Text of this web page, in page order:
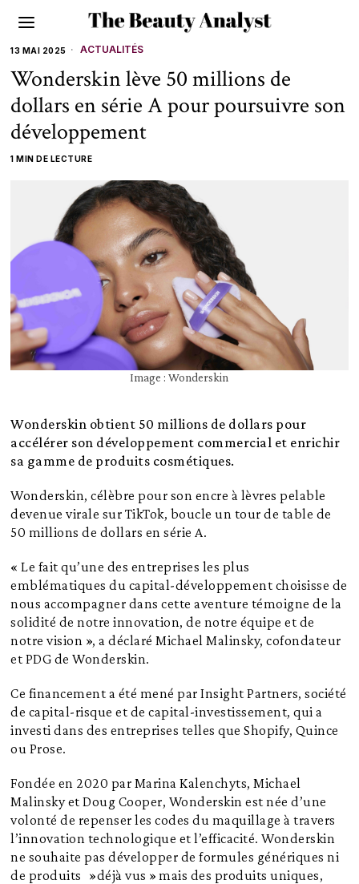
13 MAI 2025 ACTUALITÉS
Wonderskin lève 50 millions de
dollars en série A pour poursuivre son
développement
1 MIN DE LECTURE
Image : Wonderskin
Wonderskin obtient 50 millions de dollars pour
accélérer son développement commercial et enrichir
sa gamme de produits cosmétiques.
Wonderskin, célèbre pour son encre à lèvres pelable
devenue virale sur TikTok, boucle un tour de table de
50 millions de dollars en série A.
« Le fait qu’une des entreprises les plus
emblématiques du capital-développement choisisse de
nous accompagner dans cette aventure témoigne de la
solidité de notre innovation, de notre équipe et de
notre vision », a déclaré Michael Malinsky, cofondateur
et PDG de Wonderskin.
Ce financement a été mené par Insight Partners, société
de capital-risque et de capital-investissement, qui a
investi dans des entreprises telles que Shopify, Quince
ou Prose.
Fondée en 2020 par Marina Kalenchyts, Michael
Malinsky et Doug Cooper, Wonderskin est née d’une
volonté de repenser les codes du maquillage à travers
l’innovation technologique et l’efficacité. Wonderskin
ne souhaite pas développer de formules génériques ni
de produits »déjà vus » mais des produits uniques,